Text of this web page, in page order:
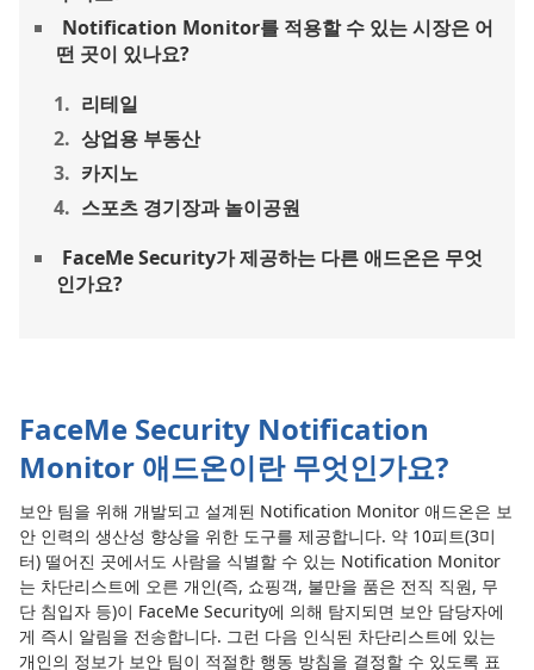
Notification Monitor를 적용할 수 있는 시장은 어
떤 곳이 있나요?
리테일
상업용 부동산
카지노
스포츠 경기장과 놀이공원
FaceMe Security가 제공하는 다른 애드온은 무엇
인가요?
FaceMe Security Notification
Monitor 애드온이란 무엇인가요?
보안 팀을 위해 개발되고 설계된 Notification Monitor 애드온은 보
안 인력의 생산성 향상을 위한 도구를 제공합니다. 약 10피트(3미
터) 떨어진 곳에서도 사람을 식별할 수 있는 Notification Monitor
는 차단리스트에 오른 개인(즉, 쇼핑객, 불만을 품은 전직 직원, 무
단 침입자 등)이 FaceMe Security에 의해 탐지되면 보안 담당자에
게 즉시 알림을 전송합니다. 그런 다음 인식된 차단리스트에 있는
개인의 정보가 보안 팀이 적절한 행동 방침을 결정할 수 있도록 표